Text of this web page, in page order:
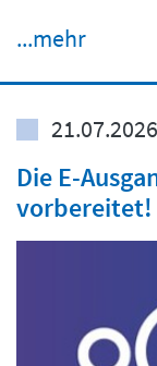
...mehr
21.07.2026
Die E-
vorbereitet!